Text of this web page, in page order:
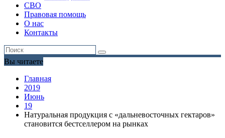
СВО
Правовая помощь
О нас
Контакты
Вы читаете
Главная
2019
Июнь
19
Натуральная продукция с «дальневосточных гектаров»
становится бестселлером на рынках